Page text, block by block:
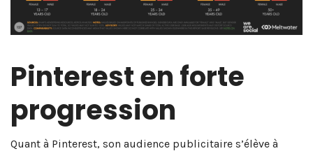
Pinterest en forte
progression
Quant à Pinterest, son audience publicitaire s’élève à